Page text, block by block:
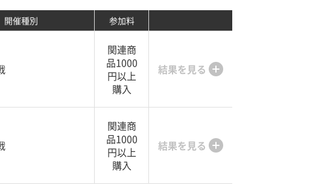
開催種別 参加料
関連商
品1000
円以上
購入
結果を見る
関連商
品1000
円以上
購入
結果を見る